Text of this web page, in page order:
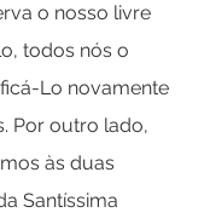
o nosso livre
todos nós o
Lo novamente
Por outro lado,
às duas
Santíssima